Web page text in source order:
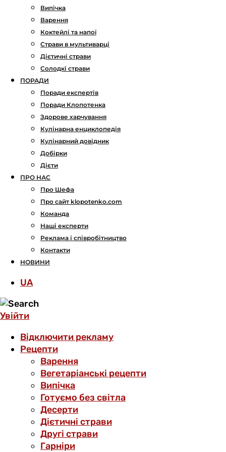
Випічка
Варення
Коктейлі та напої
Страви в мультиварці
Дієтичні страви
Солодкі страви
ПОРАДИ
Поради експертів
Поради Клопотенка
Здорове харчування
Кулінарна енциклопедія
Кулінарний довідник
Добірки
Дієти
ПРО НАС
Про Шефа
Про сайт klopotenko.com
Команда
Наші експерти
Реклама і співробітництво
Контакти
НОВИНИ
UA
Увійти
Відключити рекламу
Рецепти
Варення
Вегетаріанські рецепти
Випічка
Готуємо без світла
Десерти
Дієтичні страви
Другі страви
Гарніри